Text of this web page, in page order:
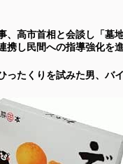
、高市首相と会談し「墓
し民間への指導強化を
ったくりを試みた男、バ